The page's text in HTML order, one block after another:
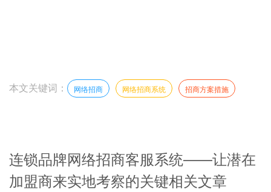
本文关键词： 网络招商 网络招商系统 招商方案措施
连锁品牌网络招商客服系统——让潜在
加盟商来实地考察的关键相关文章